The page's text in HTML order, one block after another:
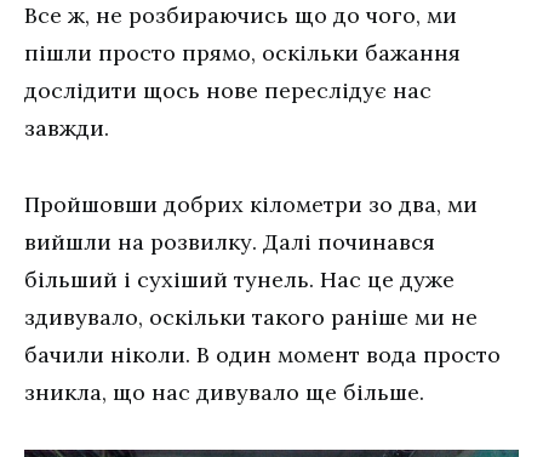
Все ж, не розбираючись що до чого, ми
пішли просто прямо, оскільки бажання
дослідити щось нове переслідує нас
завжди.
Пройшовши добрих кілометри зо два, ми
вийшли на розвилку. Далі починався
більший і сухіший тунель. Нас це дуже
здивувало, оскільки такого раніше ми не
бачили ніколи. В один момент вода просто
зникла, що нас дивувало ще більше.